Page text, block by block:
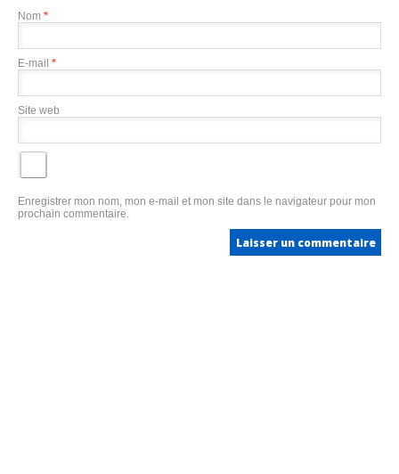
Nom *
E-mail *
Site web
Enregistrer mon nom, mon e-mail et mon site dans le navigateur pour mon
prochain commentaire.